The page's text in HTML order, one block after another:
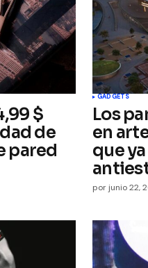
$
de
pared
GADGETS
Los
en
que
por junio 22,